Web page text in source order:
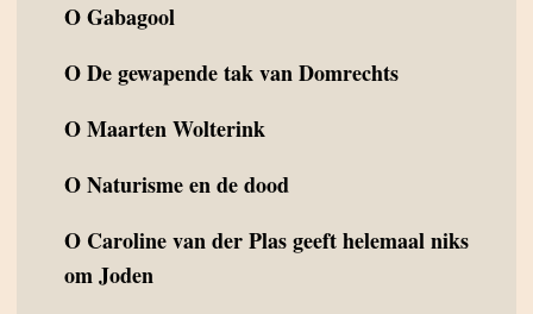
OGabagool
ODe gewapende tak van Domrechts
OMaarten Wolterink
ONaturisme en de dood
O Caroline van der Plas geeft helemaal niks
om Joden